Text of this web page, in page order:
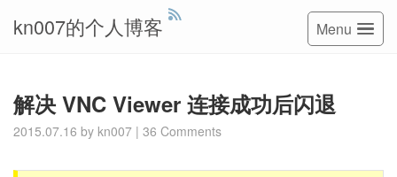
kn007的个人博客 Menu
解决 VNC Viewer 连接成功后闪退
2015.07.16 by kn007 | 36 Comments